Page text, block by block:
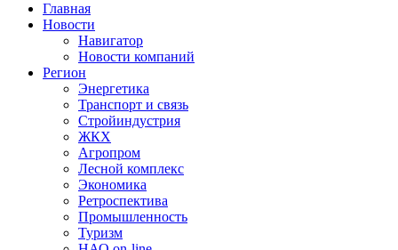
Главная
Новости
Навигатор
Новости компаний
Регион
Энергетика
Транспорт и связь
Стройиндустрия
ЖКХ
Агропром
Лесной комплекс
Экономика
Ретроспектива
Промышленность
Туризм